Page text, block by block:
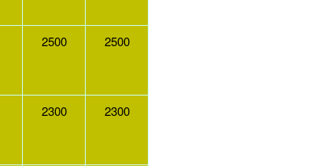
2500 2500
2300 2300